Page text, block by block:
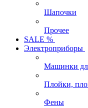
Шапочки
Прочее
SALE %
Электроприборы
Машинки
Плойки,
Фены